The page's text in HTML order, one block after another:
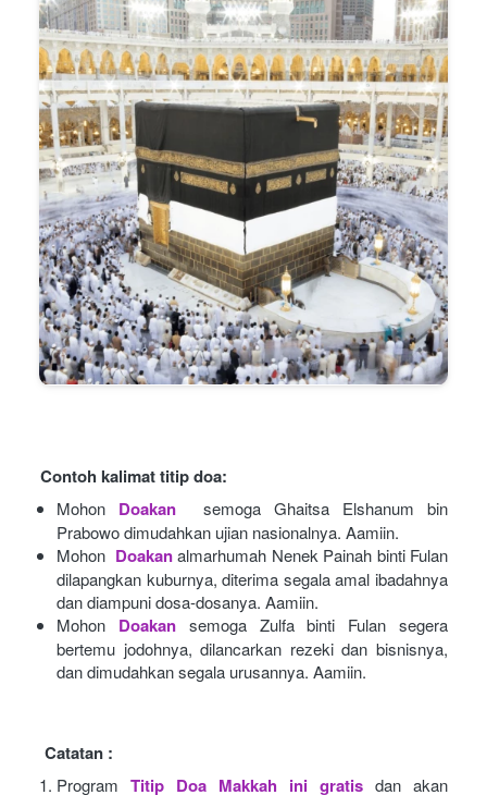
Contoh kalimat titip doa:
Mohon Doakan
semoga Ghaitsa Elshanum bin
Prabowo dimudahkan ujian nasionalnya. Aamiin.
Mohon Doakan almarhumah Nenek Painah binti Fulan
dilapangkan kuburnya, diterima segala amal ibadahnya
dan diampuni dosa-dosanya. Aamiin.
Mohon
Doakan semoga Zulfa binti Fulan segera
bertemu jodohnya, dilancarkan rezeki dan bisnisnya,
dan dimudahkan segala urusannya. Aamiin.
Catatan :
Program Titip Doa Makkah ini gratis dan akan